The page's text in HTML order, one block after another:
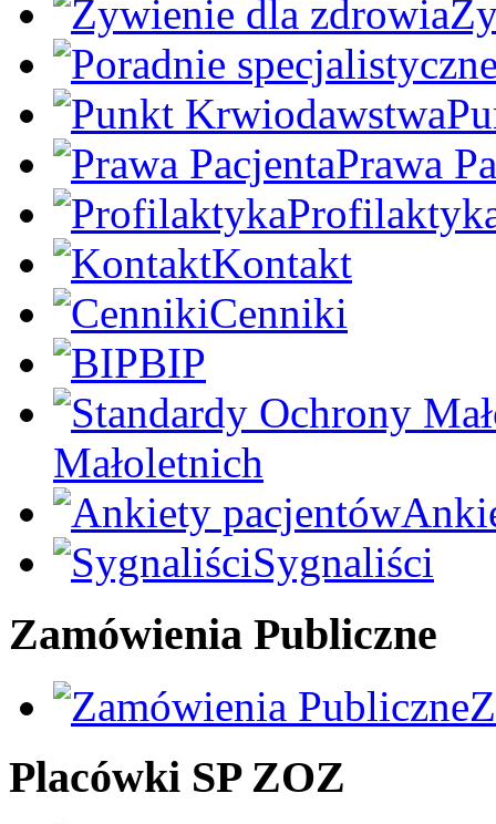
Prawa
Kontakt
Cenniki
BIP
Małoletnich
Sygnaliści
Zamówienia Publiczne
Placówki SP ZOZ